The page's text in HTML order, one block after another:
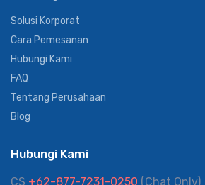
Solusi Korporat
Cara Pemesanan
Hubungi Kami
FAQ
Tentang Perusahaan
Blog
Hubungi Kami